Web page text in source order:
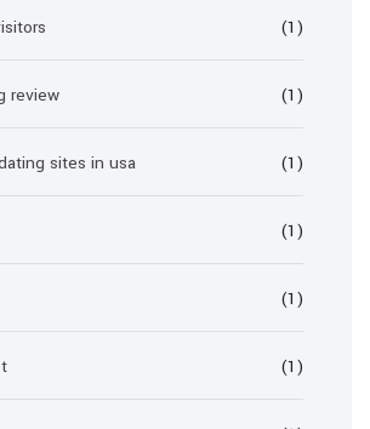
(1)
review (1)
sites in usa (1)
(1)
(1)
(1)